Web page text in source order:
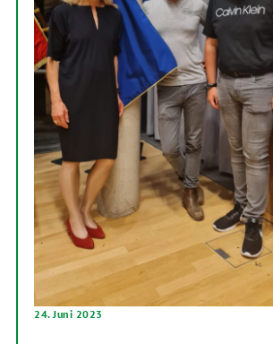
24. Juni 2023